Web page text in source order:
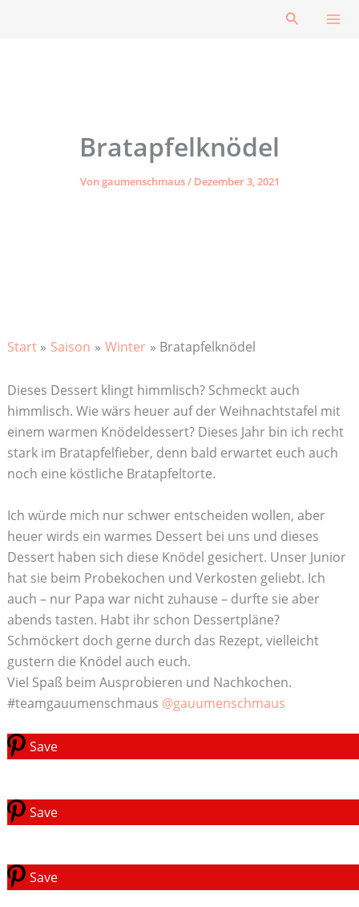
Suchen
Bratapfelknödel
Vongaumenschmaus/ Dezember 3, 2021
Start Saison Winter Bratapfelknödel
Dieses Dessert klingt himmlisch? Schmeckt auch
himmlisch. Wie wärs heuer auf der Weihnachtstafel mit
einem warmen Knödeldessert? Dieses Jahr bin ich recht
stark im Bratapfelfieber, denn bald erwartet euch auch
noch eine köstliche Bratapfeltorte.
Ich würde mich nur schwer entscheiden wollen, aber
heuer wirds ein warmes Dessert bei uns und dieses
Dessert haben sich diese Knödel gesichert. Unser Junior
hat sie beim Probekochen und Verkosten geliebt. Ich
auch – nur Papa war nicht zuhause – durfte sie aber
abends tasten. Habt ihr schon Dessertpläne?
Schmöckert doch gerne durch das Rezept, vielleicht
gustern die Knödel auch euch.
Viel Spaß beim Ausprobieren und Nachkochen.
#teamgauumenschmaus @gauumenschmaus
Save
Save
Save